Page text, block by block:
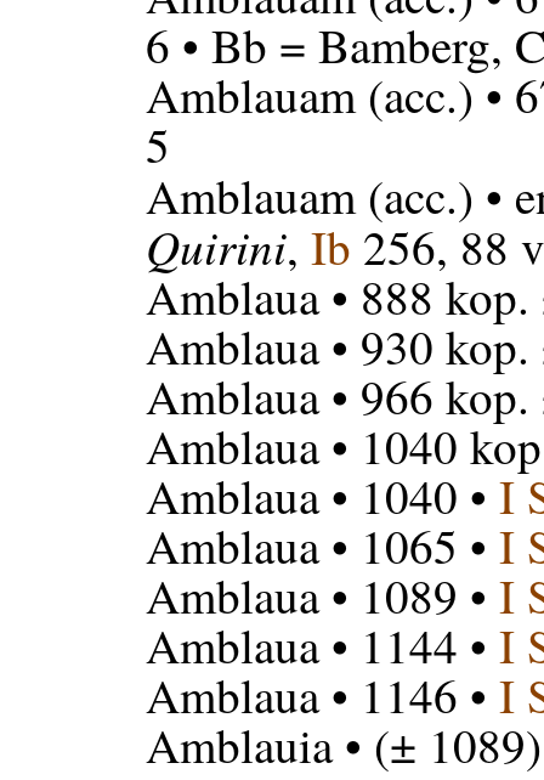
6 • Bb = Bamberg,
Amblauam(acc.) •
5
Amblauam(acc.) •
Quirini, Ib 256, 88
Amblaua• 888
Amblaua• 930
Amblaua• 966
Amblaua• 1040
Amblaua• 1040 • I
Amblaua• 1065 • I
Amblaua• 1089 • I
Amblaua• 1144 • I
Amblaua• 1146 • I
Amblauia• (±